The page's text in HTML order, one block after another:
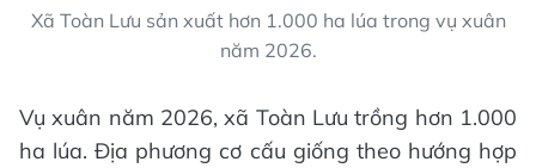
Xã Toàn Lưu sản xuất hơn 1.000 ha lúa trong vụ xuân
năm 2026.
Vụ xuân năm 2026, xã Toàn Lưu trồng hơn 1.000
ha lúa. Địa phương cơ cấu giống theo hướng hợp